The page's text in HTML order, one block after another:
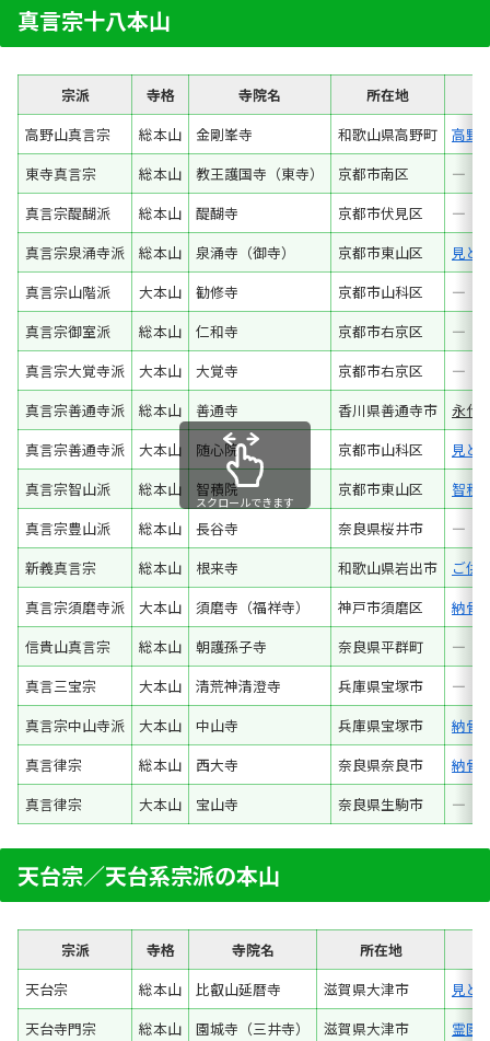
真言宗十八本山
宗派 寺格 寺院名
所在地
高野山真言宗
総本山 金剛峯寺 和歌山県高野町
高野
東寺真言宗
総本山 教王護国寺（東寺） 京都市南区
―
真言宗醍醐派
総本山 醍醐寺 京都市伏見区
―
真言宗泉涌寺派
総本山 泉涌寺（御寺） 京都市東山区
見ど
真言宗山階派
大本山 勧修寺 京都市山科区
―
真言宗御室派
総本山 仁和寺 京都市右京区
―
真言宗大覚寺派
大本山 大覚寺 京都市右京区
―
真言宗善通寺派
総本山 善通寺 香川県善通寺市
永代
真言宗善通寺派
大本山 随心院 京都市山科区
見ど
真言宗智山派
総本山 智積院 京都市東山区
智積
真言宗豊山派
総本山 長谷寺 奈良県桜井市
―
新義真言宗
総本山 根来寺 和歌山県岩出市
ご供
真言宗須磨寺派
大本山 須磨寺（福祥寺） 神戸市須磨区
納骨
信貴山真言宗
総本山 朝護孫子寺 奈良県平群町
―
真言三宝宗
大本山 清荒神清澄寺 兵庫県宝塚市
―
真言宗中山寺派
大本山 中山寺 兵庫県宝塚市
納骨
真言律宗
総本山 西大寺 奈良県奈良市
納骨
真言律宗
大本山 宝山寺 奈良県生駒市 ―
スクロールできます
天台宗／天台系宗派の本山
宗派 寺格 寺院名
所在地
天台宗
総本山 比叡山延暦寺 滋賀県大津市
見ど
天台寺門宗
総本山 園城寺（三井寺） 滋賀県大津市
霊園